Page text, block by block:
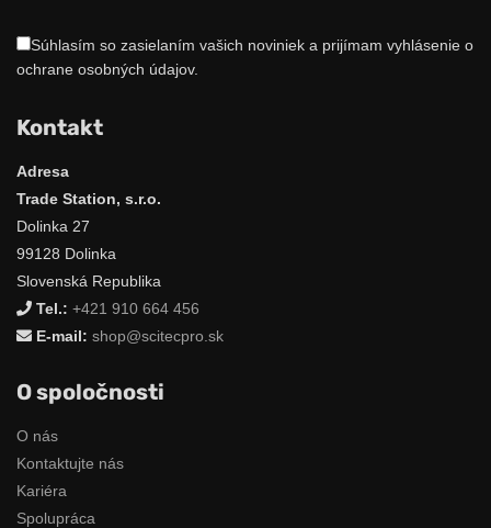
Súhlasím so zasielaním vašich noviniek a prijímam vyhlásenie o
ochrane osobných údajov.
Kontakt
Adresa
Trade Station, s.r.o.
Dolinka 27
99128 Dolinka
Slovenská Republika
Tel.: +421 910 664 456
E-mail: shop@scitecpro.sk
O spoločnosti
O nás
Kontaktujte nás
Kariéra
Spolupráca